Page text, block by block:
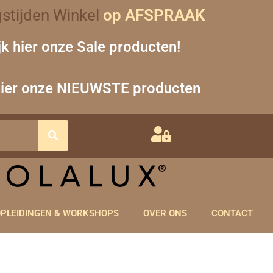
Winkel op AFSPRAAK
hier onze Sale producten!
onze NIEUWSTE producten
& WORKSHOPS OVER ONS CONTACT